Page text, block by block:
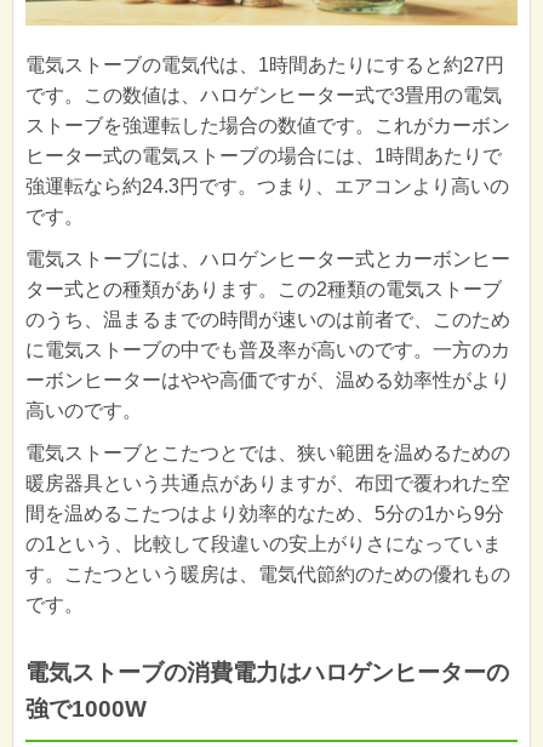
電気ストーブの電気代は、1時間あたりにすると約27円
です。この数値は、ハロゲンヒーター式で3畳用の電気
ストーブを強運転した場合の数値です。これがカーボン
ヒーター式の電気ストーブの場合には、1時間あたりで
強運転なら約24.3円です。つまり、エアコンより高いの
です。
電気ストーブには、ハロゲンヒーター式とカーボンヒー
ター式との種類があります。この2種類の電気ストーブ
のうち、温まるまでの時間が速いのは前者で、このため
に電気ストーブの中でも普及率が高いのです。一方のカ
ーボンヒーターはやや高価ですが、温める効率性がより
高いのです。
電気ストーブとこたつとでは、狭い範囲を温めるための
暖房器具という共通点がありますが、布団で覆われた空
間を温めるこたつはより効率的なため、5分の1から9分
の1という、比較して段違いの安上がりさになっていま
す。こたつという暖房は、電気代節約のための優れもの
です。
電気ストーブの消費電力はハロゲンヒーターの
強で1000W